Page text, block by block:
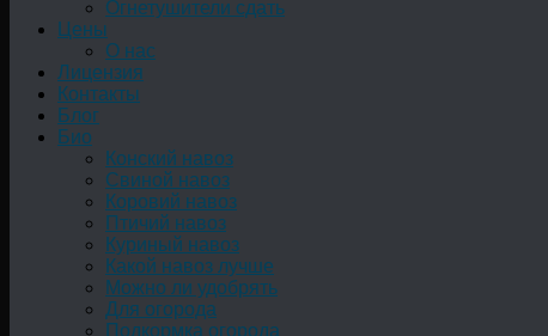
Огнетушители сдать
Цены
О нас
Лицензия
Контакты
Блог
Био
Конский навоз
Свиной навоз
Коровий навоз
Птичий навоз
Куриный навоз
Какой навоз лучше
Можно ли удобрять
Для огорода
Подкормка огорода